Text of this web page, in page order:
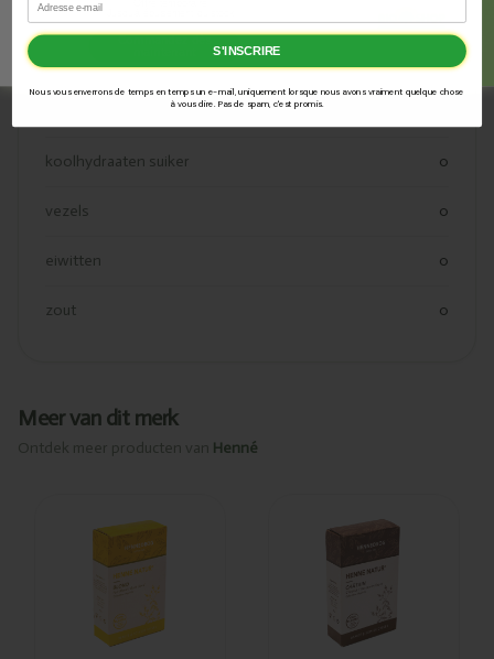
vetten
koolhydraaten suiker 0
vezels 0
eiwitten 0
zout 0
Meer van dit merk
Ontdek meer producten van Henné
blond 85g
Henné
châtain
✅
Commandez dès
S'INSCRIRE
Nous vous enverrons de temps en temps un e-mail, uniquement lorsque nous avons vraiment quelque chose
à vous dire. Pas de spam, c'est promis.